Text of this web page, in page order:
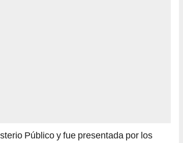
Público y fue presentada por los